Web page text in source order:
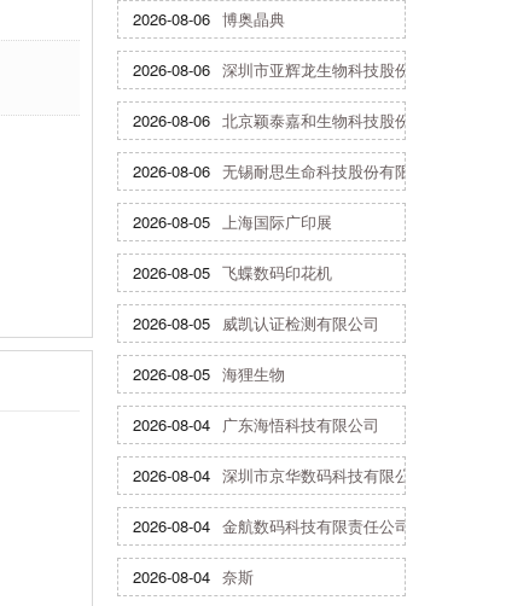
2026-08-06 博奥晶典
2026-08-06 深圳市亚辉龙生物科技股份有限公司
2026-08-06 北京颖泰嘉和生物科技股份有限公司
2026-08-06 无锡耐思生命科技股份有限公司
2026-08-05 上海国际广印展
2026-08-05 飞蝶数码印花机
2026-08-05 威凯认证检测有限公司
2026-08-05 海狸生物
2026-08-04 广东海悟科技有限公司
2026-08-04 深圳市京华数码科技有限公司
2026-08-04 金航数码科技有限责任公司
2026-08-04 奈斯